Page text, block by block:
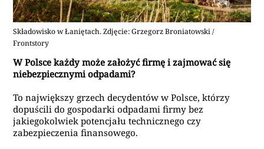
Składowisko w Łaniętach. Zdjęcie: Grzegorz Broniatowski /
Frontstory
W Polsce każdy może założyć firmę i zajmować się
niebezpiecznymi odpadami?
To największy grzech decydentów w Polsce, którzy
dopuścili do gospodarki odpadami firmy bez
jakiegokolwiek potencjału technicznego czy
zabezpieczenia finansowego.